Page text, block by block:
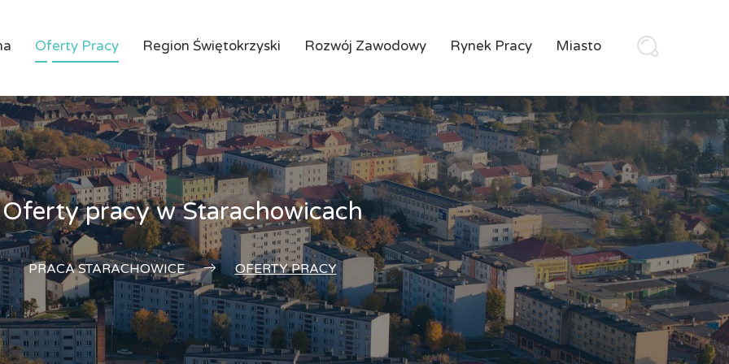
Oferty Pracy Region Świętokrzyski Rozwój Zawodowy Rynek Pracy Miasto
Oferty pracy w Starachowicach
PRACA STARACHOWICE OFERTY PRACY